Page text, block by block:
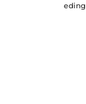
eding